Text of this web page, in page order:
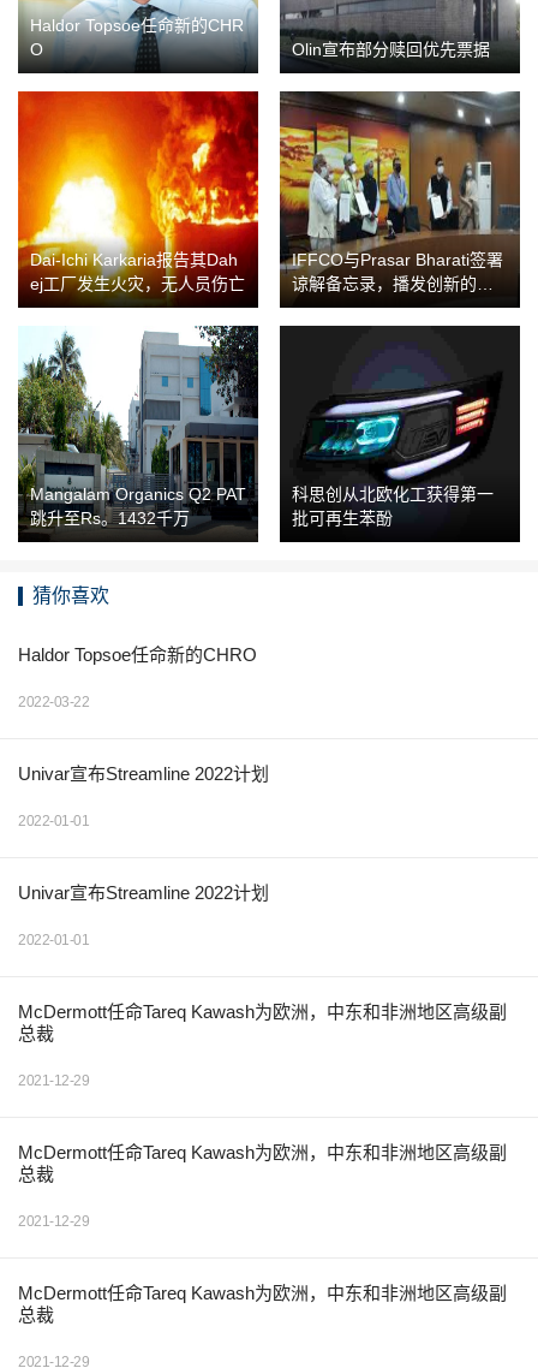
Haldor Topsoe任命新的CHR
O
Olin宣布部分赎回优先票据
Dai-Ichi Karkaria报告其Dah
ej工厂发生火灾，无人员伤亡
IFFCO与Prasar Bharati签署
谅解备忘录，播发创新的农
业趋势
Mangalam Organics Q2 PAT
跳升至Rs。1432千万
科思创从北欧化工获得第一
批可再生苯酚
猜你喜欢
Haldor Topsoe任命新的CHRO
2022-03-22
Univar宣布Streamline 2022计划
2022-01-01
Univar宣布Streamline 2022计划
2022-01-01
McDermott任命Tareq Kawash为欧洲，中东和非洲地区高级副
总裁
2021-12-29
McDermott任命Tareq Kawash为欧洲，中东和非洲地区高级副
总裁
2021-12-29
McDermott任命Tareq Kawash为欧洲，中东和非洲地区高级副
总裁
2021-12-29